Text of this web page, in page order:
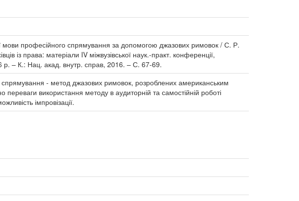
мови професійного спрямування за допомогою джазових римовок / С. Р.
із права: матеріали IV міжвузівської наук.-практ. конференції,
р. – К.: Нац. акад. внутр. справ, 2016. – С. 67-69.
спрямування - метод джазових римовок, розроблених американським
використання методу в аудиторній та самостійній роботі
імпровізації.